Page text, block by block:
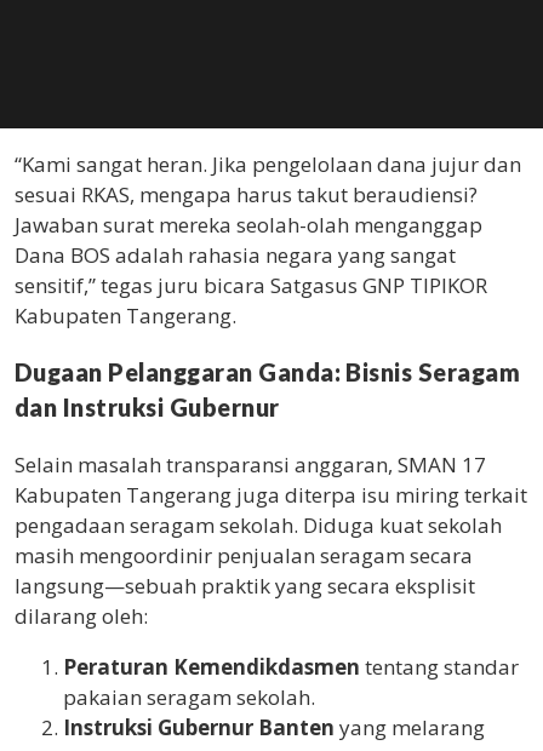
“Kami sangat heran. Jika pengelolaan dana jujur dan
sesuai RKAS, mengapa harus takut beraudiensi?
Jawaban surat mereka seolah-olah menganggap
Dana BOS adalah rahasia negara yang sangat
sensitif,” tegas juru bicara Satgasus GNP TIPIKOR
Kabupaten Tangerang.
Dugaan Pelanggaran Ganda: Bisnis Seragam
dan Instruksi Gubernur
Selain masalah transparansi anggaran, SMAN 17
Kabupaten Tangerang juga diterpa isu miring terkait
pengadaan seragam sekolah. Diduga kuat sekolah
masih mengoordinir penjualan seragam secara
langsung—sebuah praktik yang secara eksplisit
dilarang oleh:
Peraturan Kemendikdasmen tentang standar
pakaian seragam sekolah.
Instruksi Gubernur Banten yang melarang